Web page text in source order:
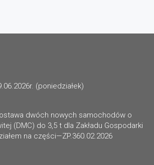
(poniedziałek)
dwóch nowych samochodów o
(DMC) do 3,5 t dla Zakładu Gospodarki
na części—ZP.360.02.2026